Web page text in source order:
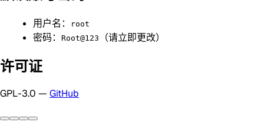
用户名： root
密码： Root@123 （请立即更改）
许可证
GPL-3.0 — GitHub